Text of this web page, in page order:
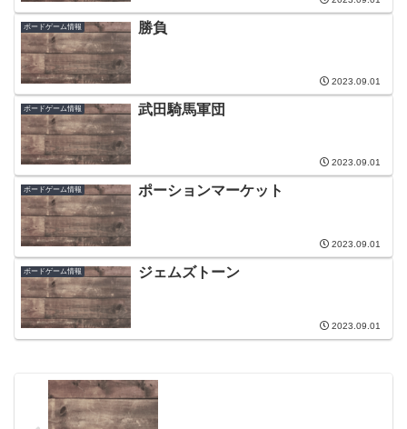
ボードゲーム情報 勝負
2023.09.01
ボードゲーム情報 武田騎馬軍団
2023.09.01
ボードゲーム情報 ポーションマーケット
2023.09.01
ボードゲーム情報 ジェムズトーン
2023.09.01